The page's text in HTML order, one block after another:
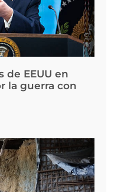
de EEUU en
la guerra con